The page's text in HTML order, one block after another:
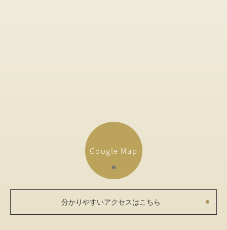
Google Map
分かりやすいアクセスはこちら